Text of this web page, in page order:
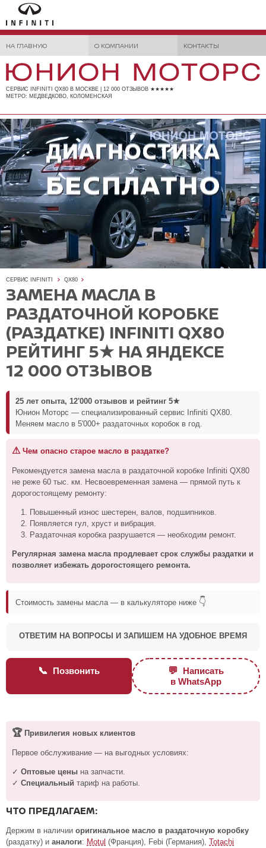
НА ГЛАВНУЮ О КОМПАНИИ КОНТАКТЫ
СЕРВИС INFINITI QX80 В МОСКВЕ | 12 000 ОТЗЫВОВ ★★★★★
МЕТРО: МЕДВЕДКОВО, КОЛОМЕНСКАЯ
СЕРВИС INFINITI QX80
ЗАМЕНА МАСЛА В
РАЗДАТОЧНОЙ КОРОБКЕ
(РАЗДАТКЕ) INFINITI QX80
РЕЙТИНГ 5★ НА ЯНДЕКСЕ
12 000 ОТЗЫВОВ
25 лет опыта, 12'000 отзывов и рейтинг 5★
Юнион Моторс — специализированный сервис Infiniti QX80.
Меняем масло в 5'000+ раздаточных коробок в год.
⚠Чем опасно старое масло в раздатке?
Рекомендуется замена масла в раздаточной коробке Infiniti QX80
не реже 60 тыс. км. Несвоевременная замена — прямой путь к
дорогостоящему ремонту:
Повышенный износ шестерен, валов, подшипников.
Появляется гул, хруст и вибрация.
Раздаточная коробка разрушается — необходим ремонт.
Регулярная замена масла продлевает срок службы раздатки и
позволяет избежать дорогостоящего ремонта.
Стоимость замены масла — в калькуляторе ниже 👇
ОТВЕТИМ НА ВОПРОСЫ И ЗАПИШЕМ НА УДОБНОЕ ВРЕМЯ
📞 Позвонить 💬 Написать
в WhatsApp
🏆Привилегия новых клиентов
Первое обслуживание — на выгодных условиях:
✓ Оптовые цены на запчасти.
✓ Специальный тариф на работы.
ЧТО ПРЕДЛАГАЕМ:
Держим в наличии оригинальное масло в раздаточную коробку
(раздатку) и аналоги: Motul (Франция), Febi (Германия), Totachi